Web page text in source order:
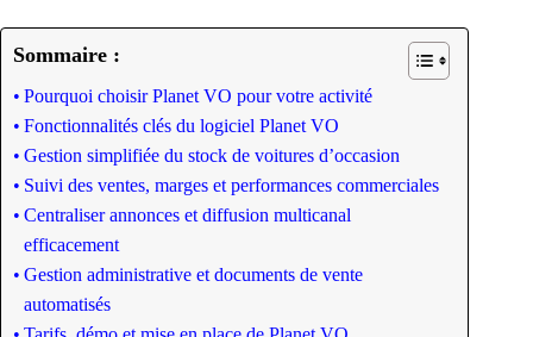
Sommaire :
Pourquoi choisir Planet VO pour votre activité
Fonctionnalités clés du logiciel Planet VO
Gestion simplifiée du stock de voitures d’occasion
Suivi des ventes, marges et performances commerciales
Centraliser annonces et diffusion multicanal
efficacement
Gestion administrative et documents de vente
automatisés